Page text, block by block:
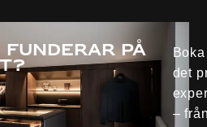
funderar på
det
–